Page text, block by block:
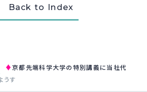
Back to Index
♦京都先端科学大学の特別講義に当社代
うす